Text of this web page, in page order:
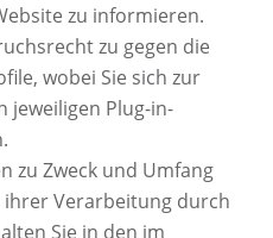
zu informieren.
zu gegen die
wobei Sie sich zur
jeweiligen Plug-in-
zu Zweck und Umfang
Verarbeitung durch
Sie in den im